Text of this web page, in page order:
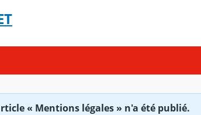
« Mentions légales » n'a été publié.